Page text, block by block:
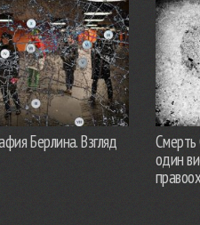
Берлина. Взгляд
один